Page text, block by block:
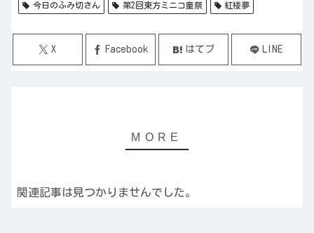
今日のふみ切さん 第2回東方ミニコ童祭 紅楼夢
X Facebook はてブ LINE
関連記事は見つかりませんでした。